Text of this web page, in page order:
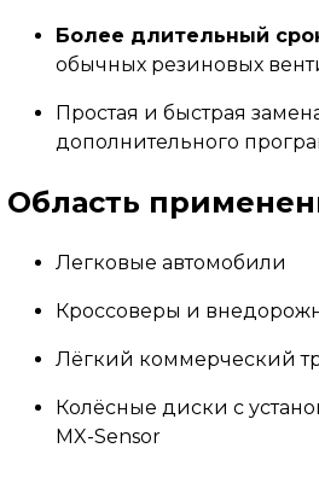
Более длительный
обычных резиновых
Простая и быстрая
дополнительного
Область
Легковые автомобили
Кроссоверы и
Лёгкий коммерческий
Колёсные диски с
MX-Sensor